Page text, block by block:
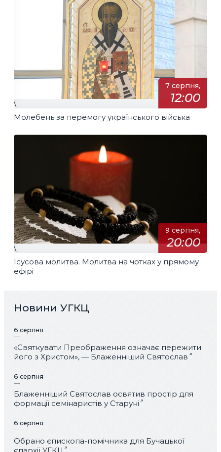
7 серпня,
12:00
\
Молебень за перемогу українського війська
9 серпня,
20:00
\
Ісусова молитва. Молитва на чотках у прямому
ефірі
Новини УГКЦ
6 серпня
«Святкувати Преображення означає пережити
його з Христом», — Блаженніший Святослав
6 серпня
Блаженніший Святослав освятив простір для
формації семінаристів у Старуні
6 серпня
Обрано єпископа-помічника для Бучацької
єпархії УГКЦ